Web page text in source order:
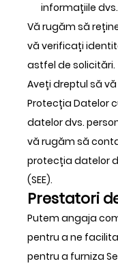
informațiile
Vă rugăm să
vă verificați
astfel de solicitări.
Aveți dreptul să
Protecția Datelor
datelor dvs.
vă rugăm să
protecția datelor
(SEE).
Prestatori
Putem angaja
pentru a ne facilita
pentru a furniza